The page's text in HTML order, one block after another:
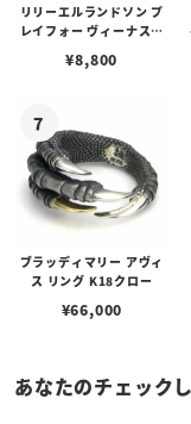
リリーエルランドソン プ
レイフォー ヴィーナスチ
¥8,800
ブラッディマリー アヴィ
ス リング K18クロー
¥66,000
あなたのチェック